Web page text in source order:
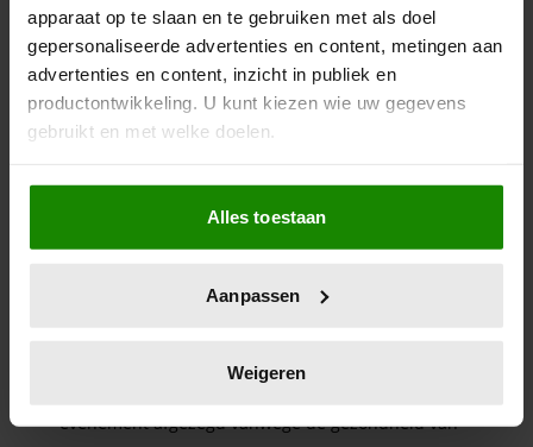
apparaat op te slaan en te gebruiken met als doel
gepersonaliseerde advertenties en content, metingen aan
advertenties en content, inzicht in publiek en
productontwikkeling. U kunt kiezen wie uw gegevens
gebruikt en met welke doelen.
Als u het toestaat, willen we ook graag:
Informatie verzamelen over uw geografische
locatie, die tot een paar meter nauwkeurig kan zijn
scannen op specifieke eigenschappen (fingerprinting)
verwerkt en stel uw voorkeuren in het
intrekken in de Cookieverklaring.
Alles toestaan
Aanpassen
Weigeren